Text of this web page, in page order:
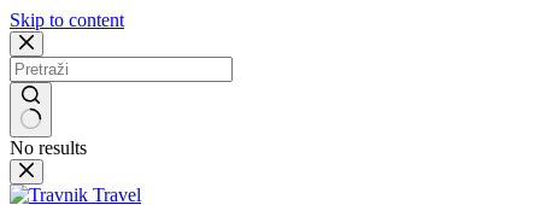
Skip to content
No results